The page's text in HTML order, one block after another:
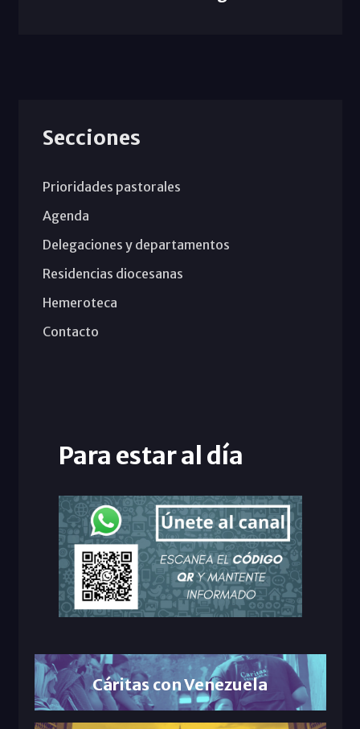
Secciones
Prioridades pastorales
Agenda
Delegaciones y departamentos
Residencias diocesanas
Hemeroteca
Contacto
Para estar al día
Cáritas con Venezuela